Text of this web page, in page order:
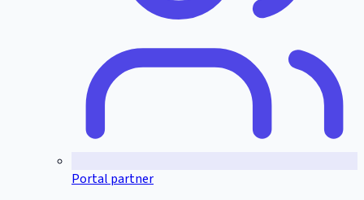
Portal partner